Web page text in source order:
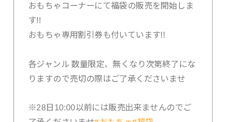
おもちゃコーナーにて福袋の販売を開始しま
す!!
おもちゃ専用割引券も付いています!!
各ジャンル 数量限定、無くなり次第終了にな
りますので売切の際はご了承くださいませ
※28日10:00以前には販売出来ませんのでご